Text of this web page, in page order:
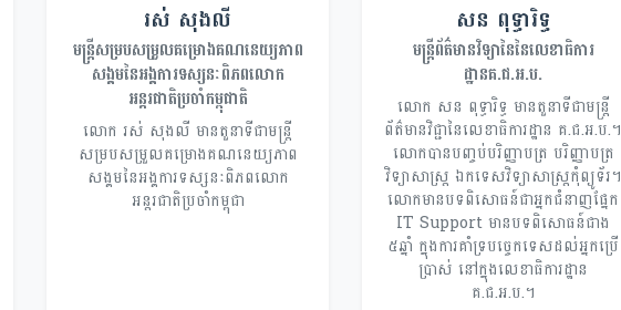
រស់ សុងលី
មន្ត្រីសម្របសម្រួលគម្រោងគណនេយ្យភាព
សង្គមនៃអង្គការទស្សនៈពិភពលោក
អន្តរជាតិប្រចាំកម្ពុជាតិ
លោក រស់ សុងលី មានតួនាទីជាមន្ត្រី
សម្របសម្រួលគម្រោងគណនេយ្យភាព
សង្គមនៃអង្គការទស្សនៈពិភពលោក
អន្តរជាតិប្រចាំកម្ពុជា
សន ពុទ្ធារិទ្ធ
មន្ត្រីព័ត៌មានវិទ្យានៃនៃលេខាធិការ
ដ្ឋានគ.ជ.អ.ប.
លោក សន ពុទ្ធារិទ្ធ មានតួនាទីជាមន្ត្រី
ព័ត៌មានវិជ្ជានៃលេខាធិការដ្ឋាន គ.ជ.អ.ប.។
លោកបានបញ្ចប់បរិញ្ញាបត្រ បរិញ្ញាបត្រ
វិទ្យាសាស្រ្ត ឯកទេសវិទ្យាសាស្រ្តកុំព្យូទ័រ។
លោកមានបទពិសោធន៍ជាអ្នកជំនាញផ្នែក
IT Support មានបទពិសោធន៍ជាង
៥ឆ្នាំ ក្នុងការគាំទ្របច្ចេកទេសដល់អ្នកប្រើ
ប្រាស់ នៅក្នុងលេខាធិការដ្ឋាន
គ.ជ.អ.ប.។